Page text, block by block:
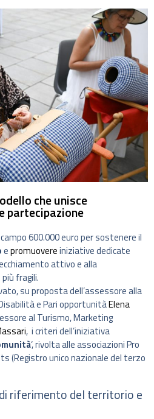
che unisce
partecipazione
600.000 euro per sostenere il
epromuovereiniziative dedicate
attivo e alla
fragili.
su proposta dell’assessore alla
e Pari opportunitàElena
al Turismo, Marketing
, i criteri dell’iniziativa
‘, rivolta alle associazioni Pro
(Registro unico nazionale del terzo
riferimento del territorio e